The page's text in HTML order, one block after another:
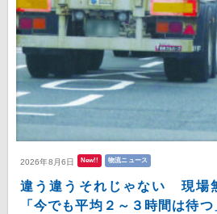
2026年8月6日 New!! 物流ニュース
違う違うそれじゃない 現場
「今でも平均２～３時間は待つ